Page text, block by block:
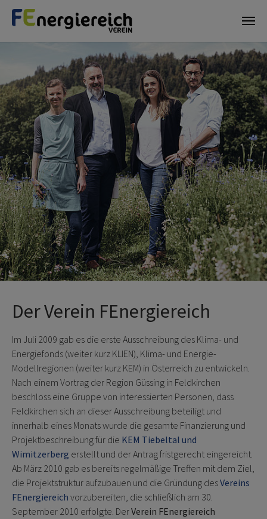
Der Verein FEnergiereich
Im Juli 2009 gab es die erste Ausschreibung des Klima- und
Energiefonds (weiter kurz KLIEN), Klima- und Energie-
Modellregionen (weiter kurz KEM) in Österreich zu entwickeln.
Nach einem Vortrag der Region Güssing in Feldkirchen
beschloss eine Gruppe von interessierten Personen, dass
Feldkirchen sich an dieser Ausschreibung beteiligt und
innerhalb eines Monats wurde die gesamte Finanzierung und
Projektbeschreibung für die KEM Tiebeltal und
Wimitzerberg erstellt und der Antrag fristgerecht eingereicht.
Ab März 2010 gab es bereits regelmäßige Treffen mit dem Ziel,
die Projektstruktur aufzubauen und die Gründung desVereins
FEnergiereich vorzubereiten, die schließlich am 30.
September 2010 erfolgte. DerVerein FEnergiereich